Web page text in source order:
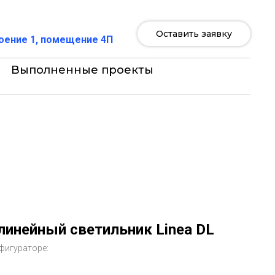
1, помещение 4П
Оставить заявку
Выполненные проекты
светильник Linea DL